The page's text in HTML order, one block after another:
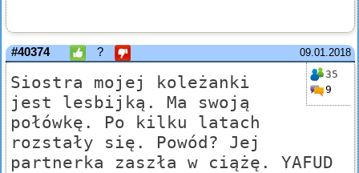
09.01.2018
#40374 ?
35
9
Siostra mojej koleżanki
jest lesbijką. Ma swoją
połówkę. Po kilku latach
rozstały się. Powód? Jej
partnerka zaszła w ciążę. YAFUD